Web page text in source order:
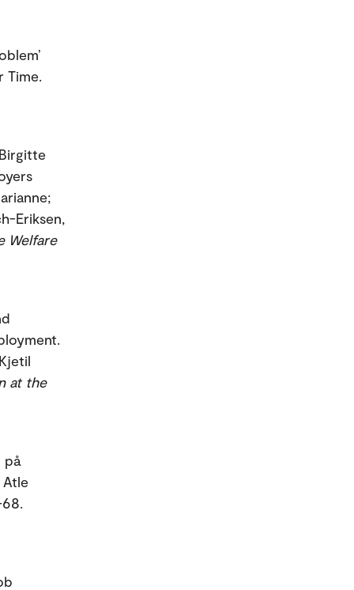
Time.
Eriksen,
Welfare
at the
på